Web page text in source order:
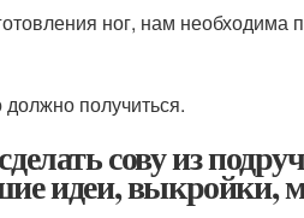
ног, нам необходима
должно получиться.
сову из
идеи, выкройки,